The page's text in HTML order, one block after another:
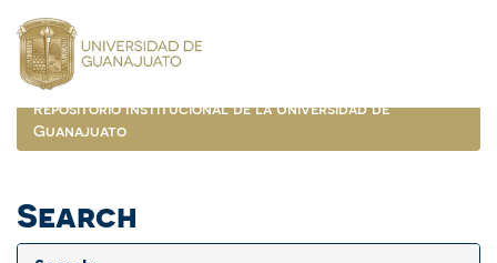
navigation
Repositorio Institucional de la Universidad de
Guanajuato
Search